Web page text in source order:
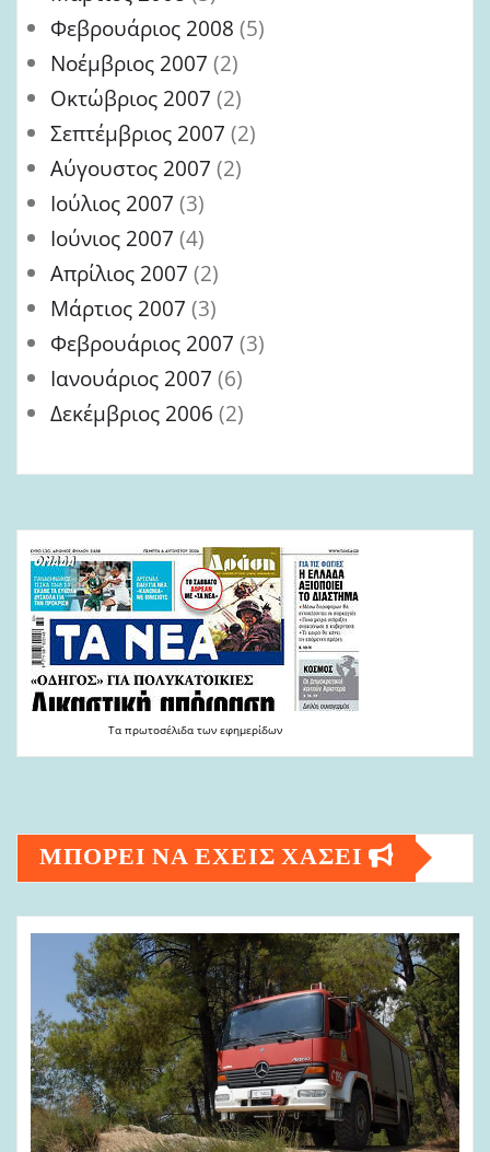
Φεβρουάριος 2008 (5)
Νοέμβριος 2007 (2)
Οκτώβριος 2007 (2)
Σεπτέμβριος 2007 (2)
Αύγουστος 2007 (2)
Ιούλιος 2007 (3)
Ιούνιος 2007 (4)
Απρίλιος 2007 (2)
Μάρτιος 2007 (3)
Φεβρουάριος 2007 (3)
Ιανουάριος 2007 (6)
Δεκέμβριος 2006 (2)
Τα πρωτοσέλιδα των εφημερίδων
ΜΠΟΡΕΙ ΝΑ ΕΧΕΙΣ ΧΑΣΕΙ